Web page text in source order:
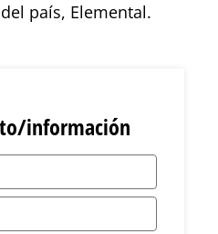
país, Elemental.
información